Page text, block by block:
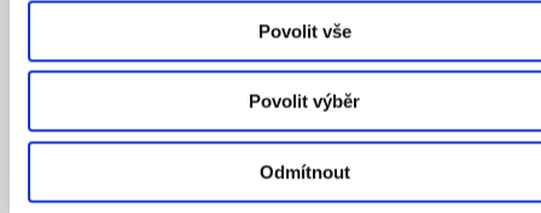
Povolit vše
Povolit výběr
Odmítnout